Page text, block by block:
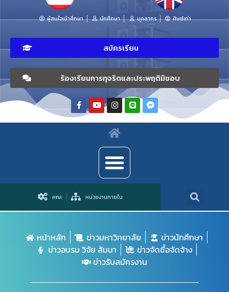
ผู้สนใจเข้าศึกษา นักศึกษา บุคลากร ศิษย์เก่า
สมัครเรียน
ร้องเรียนการทุจริตและประพฤติมิชอบ
คณะ หน่วยงานภายใน
หน้าหลัก ข่าวมหาวิทยาลัย
ข่าวนักศึกษา
ข่าวอบรม วิจัย สัมนา
ข่าวจัดซื้อจัดจ้าง
ข่าวรับสมัครงาน